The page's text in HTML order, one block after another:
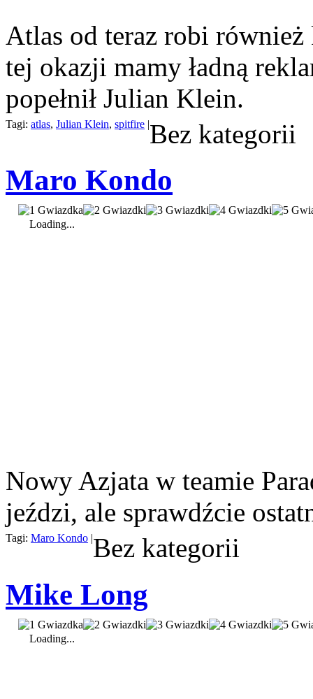
Atlas od teraz robi również
tej okazji mamy ładną
popełnił Julian Klein.
Tagi: atlas, Julian Klein, spitfire |Bez kategorii
Maro Kondo
Loading...
Nowy Azjata w teamie
jeździ, ale sprawdźcie
Tagi: Maro Kondo |Bez kategorii
Mike Long
Loading...